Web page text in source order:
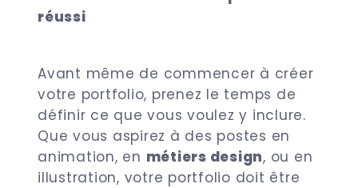
réussi
Avant même de commencer à créer
votre portfolio, prenez le temps de
définir ce que vous voulez y inclure.
Que vous aspirez à des postes en
animation, en métiers design, ou en
illustration, votre portfolio doit être